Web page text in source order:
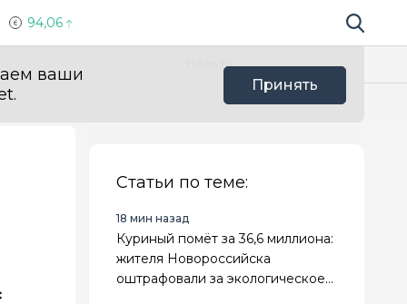
94,06 Поиск по
ваши
Принять
Польза
Статьи по теме:
18 мин назад
Куриный помёт за 36,6 миллиона:
жителя Новороссийска
оштрафовали за экологическое